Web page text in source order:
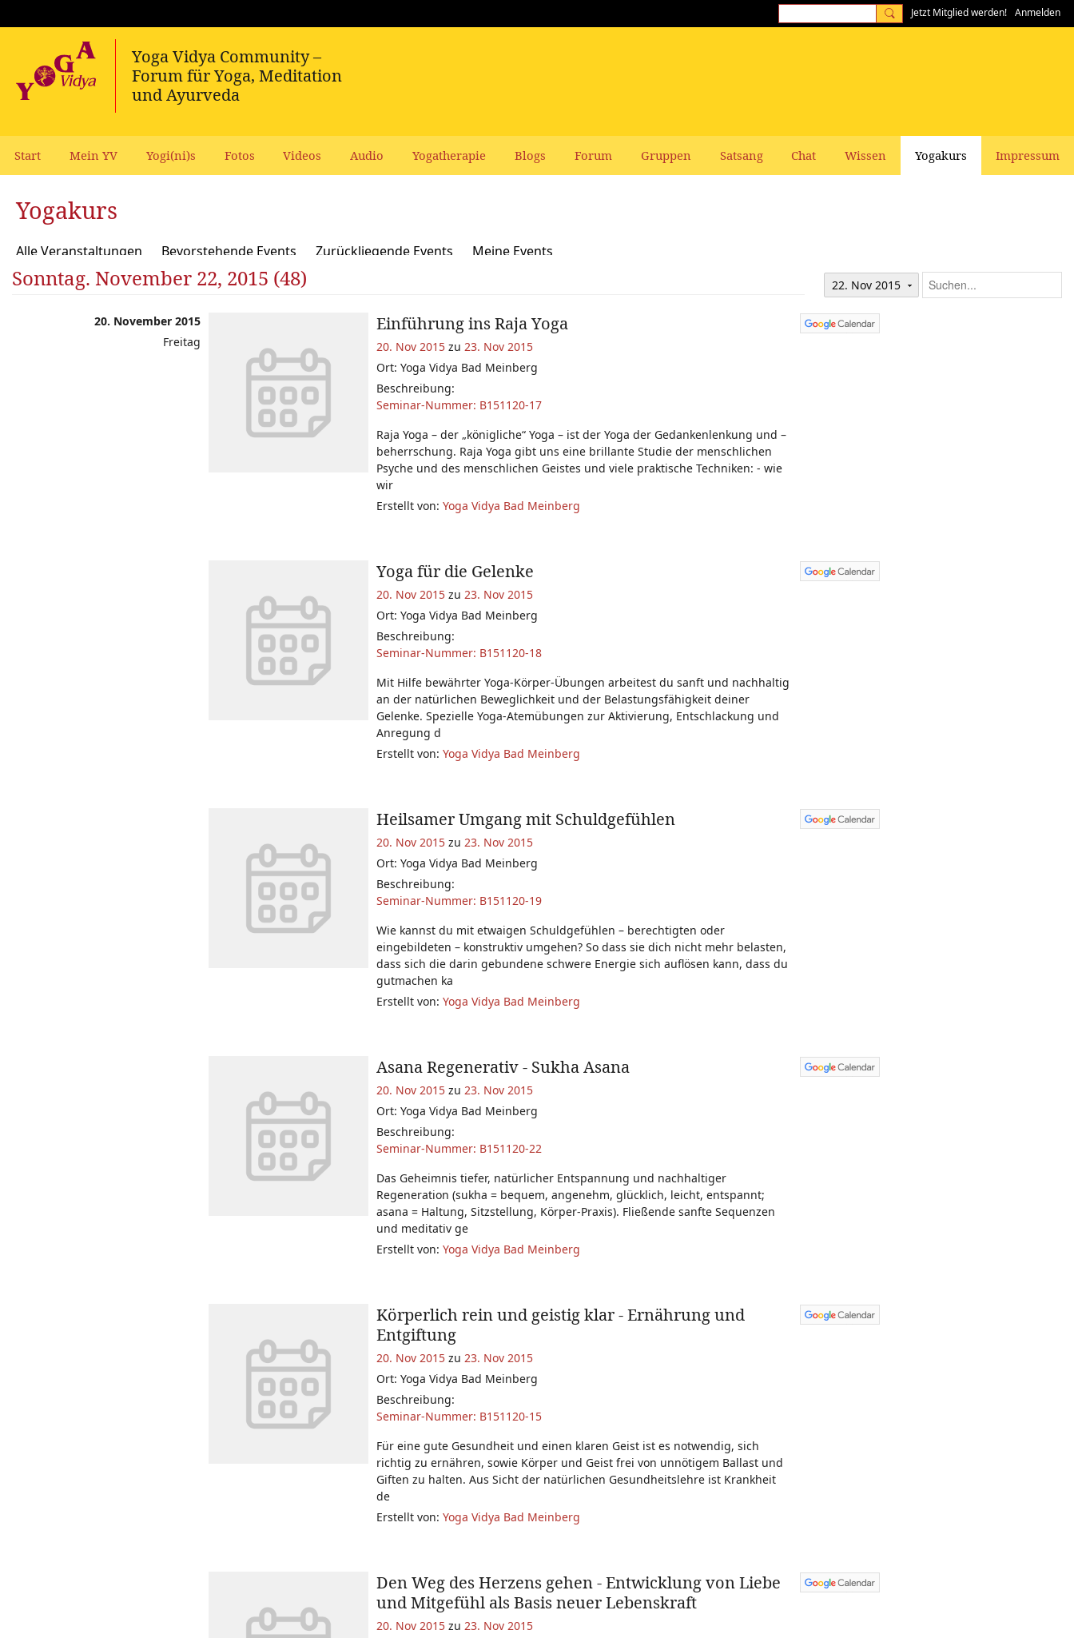
Jetzt Mitglied werden! Anmelden
Start Mein YV Yogi(ni)s Fotos Videos Audio Yogatherapie Blogs Forum Gruppen Satsang Chat Wissen Yogakurs Impressum
Yogakurs
Alle Veranstaltungen Bevorstehende Events Zurückliegende Events Meine Events
Sonntag. November 22, 2015 (48) 22. Nov 2015
20. November 2015
Freitag
Einführung ins Raja Yoga
20. Nov 2015 zu23. Nov 2015
Ort: Yoga Vidya Bad Meinberg
Beschreibung:
Seminar-Nummer: B151120-17
Raja Yoga – der „königliche“ Yoga – ist der Yoga der Gedankenlenkung und –
beherrschung. Raja Yoga gibt uns eine brillante Studie der menschlichen
Psyche und des menschlichen Geistes und viele praktische Techniken: - wie
wir
Erstellt von:Yoga Vidya Bad Meinberg
Yoga für die Gelenke
20. Nov 2015 zu23. Nov 2015
Ort: Yoga Vidya Bad Meinberg
Beschreibung:
Seminar-Nummer: B151120-18
Mit Hilfe bewährter Yoga-Körper-Übungen arbeitest du sanft und nachhaltig
an der natürlichen Beweglichkeit und der Belastungsfähigkeit deiner
Gelenke. Spezielle Yoga-Atemübungen zur Aktivierung, Entschlackung und
Anregung d
Erstellt von:Yoga Vidya Bad Meinberg
Heilsamer Umgang mit Schuldgefühlen
20. Nov 2015 zu23. Nov 2015
Ort: Yoga Vidya Bad Meinberg
Beschreibung:
Seminar-Nummer: B151120-19
Wie kannst du mit etwaigen Schuldgefühlen – berechtigten oder
eingebildeten – konstruktiv umgehen? So dass sie dich nicht mehr belasten,
dass sich die darin gebundene schwere Energie sich auflösen kann, dass du
gutmachen ka
Erstellt von:Yoga Vidya Bad Meinberg
Asana Regenerativ - Sukha Asana
20. Nov 2015 zu23. Nov 2015
Ort: Yoga Vidya Bad Meinberg
Beschreibung:
Seminar-Nummer: B151120-22
Das Geheimnis tiefer, natürlicher Entspannung und nachhaltiger
Regeneration (sukha = bequem, angenehm, glücklich, leicht, entspannt;
asana = Haltung, Sitzstellung, Körper-Praxis). Fließende sanfte Sequenzen
und meditativ ge
Erstellt von:Yoga Vidya Bad Meinberg
Körperlich rein und geistig klar - Ernährung und
Entgiftung
20. Nov 2015 zu23. Nov 2015
Ort: Yoga Vidya Bad Meinberg
Beschreibung:
Seminar-Nummer: B151120-15
Für eine gute Gesundheit und einen klaren Geist ist es notwendig, sich
richtig zu ernähren, sowie Körper und Geist frei von unnötigem Ballast und
Giften zu halten. Aus Sicht der natürlichen Gesundheitslehre ist Krankheit
de
Erstellt von:Yoga Vidya Bad Meinberg
Den Weg des Herzens gehen - Entwicklung von Liebe
und Mitgefühl als Basis neuer Lebenskraft
20. Nov 2015 zu23. Nov 2015